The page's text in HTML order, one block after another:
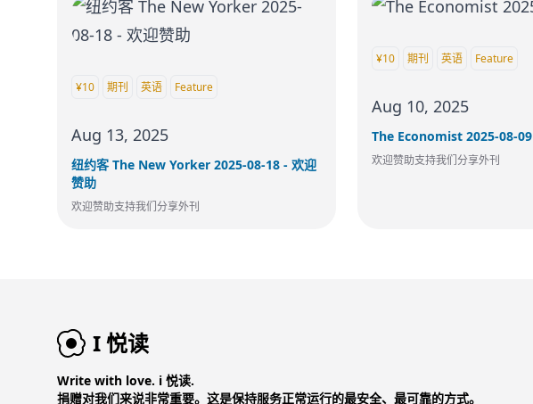
¥10 期刊 英语 Feature
Aug 13, 2025
纽约客 The New Yorker 2025-08-18 - 欢迎
赞助
欢迎赞助支持我们分享外刊
¥10 期刊 英语 Feature
Aug 10, 2025
The Economist 2025-08-09
欢迎赞助支持我们分享外刊
I 悦读
Write with love. i 悦读.
捐赠对我们来说非常重要。这是保持服务正常运行的最安全、最可靠的方式。